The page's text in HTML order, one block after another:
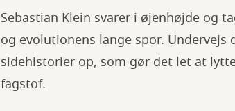
Sebastian Klein svarer i øjenhøjde og
og evolutionens lange spor.
sidehistorier op, som gør det let at
fagstof.